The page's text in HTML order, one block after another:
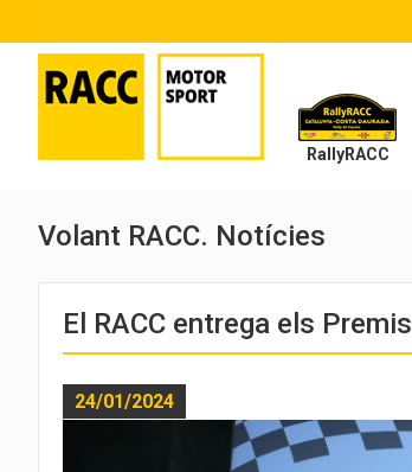
RallyRACC
Volant RACC. Notícies
El RACC entrega els
24/01/2024